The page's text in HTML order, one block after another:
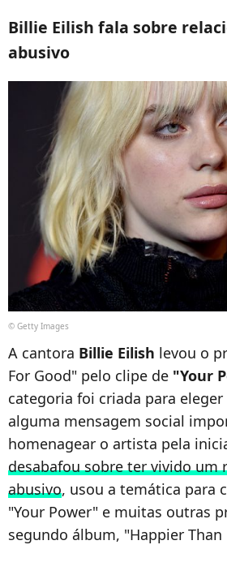
Billie Eilish fala sobre
abusivo
© Getty Images
A cantora Billie Eilish levou o
For Good" pelo clipe de "Your
categoria foi criada para
alguma mensagem social
homenagear o artista pela
desabafou sobre ter vivido um
abusivo, usou a temática para
"Your Power" e muitas outras
segundo álbum, "Happier Than